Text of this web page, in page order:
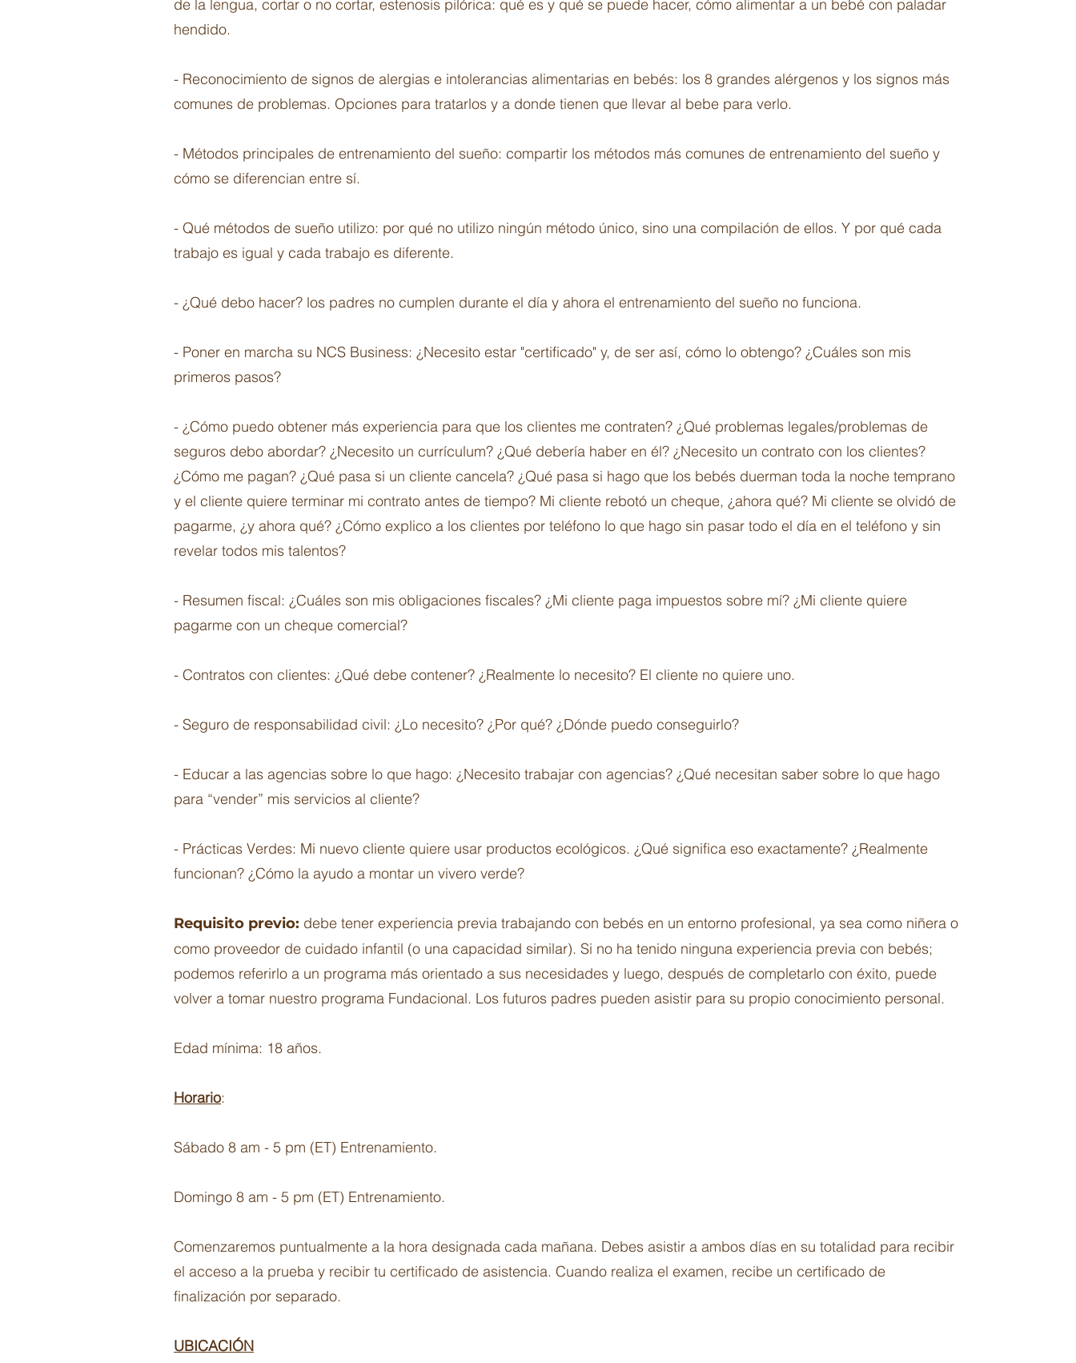
de la lengua, cortar o no cortar, estenosis pilórica: qué es y qué se puede hacer, cómo alimentar a un bebé con paladar
hendido.
- Reconocimiento de signos de alergias e intolerancias alimentarias en bebés: los 8 grandes alérgenos y los signos más
comunes de problemas. Opciones para tratarlos y a donde tienen que llevar al bebe para verlo.
- Métodos principales de entrenamiento del sueño: compartir los métodos más comunes de entrenamiento del sueño y
cómo se diferencian entre sí.
- Qué métodos de sueño utilizo: por qué no utilizo ningún método único, sino una compilación de ellos. Y por qué cada
trabajo es igual y cada trabajo es diferente.
- ¿Qué debo hacer? los padres no cumplen durante el día y ahora el entrenamiento del sueño no funciona.
- Poner en marcha su NCS Business: ¿Necesito estar "certificado" y, de ser así, cómo lo obtengo? ¿Cuáles son mis
primeros pasos?
- ¿Cómo puedo obtener más experiencia para que los clientes me contraten? ¿Qué problemas legales/problemas de
seguros debo abordar? ¿Necesito un currículum? ¿Qué debería haber en él? ¿Necesito un contrato con los clientes?
¿Cómo me pagan? ¿Qué pasa si un cliente cancela? ¿Qué pasa si hago que los bebés duerman toda la noche temprano
y el cliente quiere terminar mi contrato antes de tiempo? Mi cliente rebotó un cheque, ¿ahora qué? Mi cliente se olvidó de
pagarme, ¿y ahora qué? ¿Cómo explico a los clientes por teléfono lo que hago sin pasar todo el día en el teléfono y sin
revelar todos mis talentos?
- Resumen fiscal: ¿Cuáles son mis obligaciones fiscales? ¿Mi cliente paga impuestos sobre mí? ¿Mi cliente quiere
pagarme con un cheque comercial?
- Contratos con clientes: ¿Qué debe contener? ¿Realmente lo necesito? El cliente no quiere uno.
- Seguro de responsabilidad civil: ¿Lo necesito? ¿Por qué? ¿Dónde puedo conseguirlo?
- Educar a las agencias sobre lo que hago: ¿Necesito trabajar con agencias? ¿Qué necesitan saber sobre lo que hago
para “vender” mis servicios al cliente?
- Prácticas Verdes: Mi nuevo cliente quiere usar productos ecológicos. ¿Qué significa eso exactamente? ¿Realmente
funcionan? ¿Cómo la ayudo a montar un vivero verde?
Requisito previo: debe tener experiencia previa trabajando con bebés en un entorno profesional, ya sea como niñera o
como proveedor de cuidado infantil (o una capacidad similar). Si no ha tenido ninguna experiencia previa con bebés;
podemos referirlo a un programa más orientado a sus necesidades y luego, después de completarlo con éxito, puede
volver a tomar nuestro programa Fundacional. Los futuros padres pueden asistir para su propio conocimiento personal.
Edad mínima: 18 años.
Horario:
Sábado 8 am - 5 pm (ET) Entrenamiento.
Domingo 8 am - 5 pm (ET) Entrenamiento.
Comenzaremos puntualmente a la hora designada cada mañana. Debes asistir a ambos días en su totalidad para recibir
el acceso a la prueba y recibir tu certificado de asistencia. Cuando realiza el examen, recibe un certificado de
finalización por separado.
UBICACIÓN